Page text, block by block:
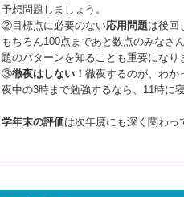
予想問題しましょう。
②目標点に必要のない応用問題は後回
もちろん100点まであと数点のみなさ
題のパターンを知ることも重要になり
③徹夜はしない！ 徹夜するのが、わか
夜中の3時まで勉強するなら、11時に
学年末の評価は次年度にも深く関わっ